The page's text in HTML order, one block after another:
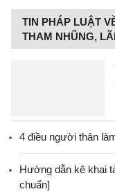
TIN PHÁP LUẬT
THAM NHŨNG,
4 điều người thân
Hướng dẫn kê khai
chuẩn]